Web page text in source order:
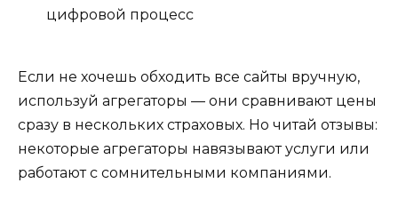
цифровой процесс
Если не хочешь обходить все сайты вручную,
используй агрегаторы — они сравнивают цены
сразу в нескольких страховых. Но читай отзывы:
некоторые агрегаторы навязывают услуги или
работают с сомнительными компаниями.